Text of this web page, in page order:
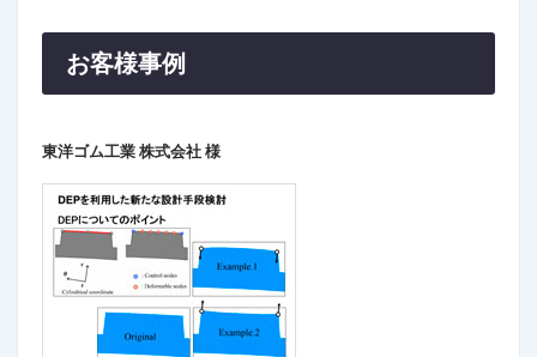
お客様事例
東洋ゴム工業 株式会社 様